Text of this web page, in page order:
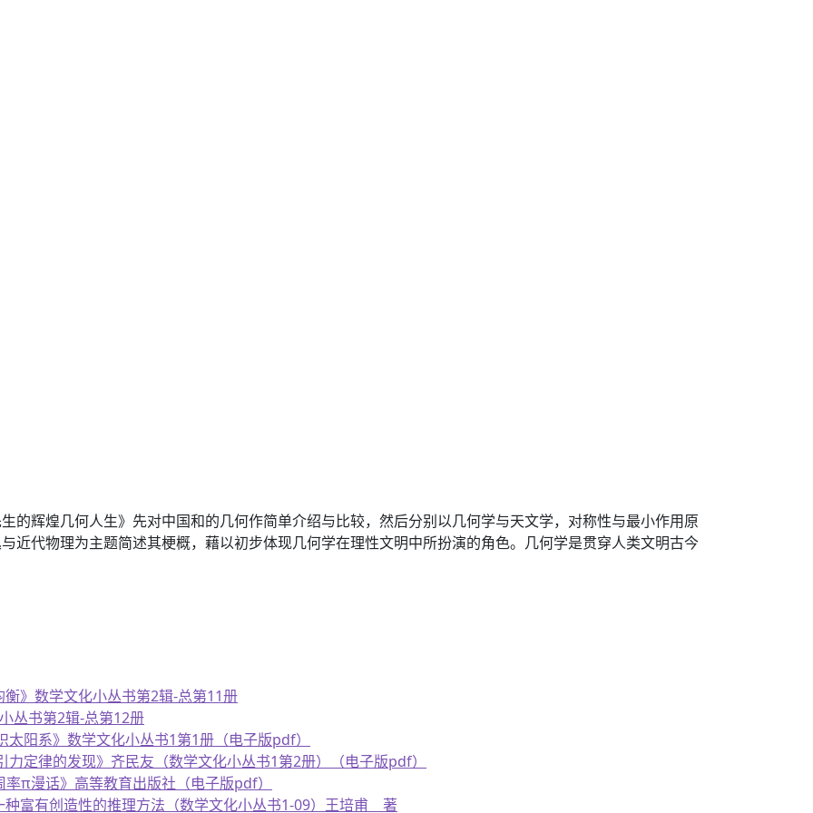
的辉煌几何人生》先对中国和的几何作简单介绍与比较，然后分别以几何学与天文学，对称性与最小作用原
近代物理为主题简述其梗概，藉以初步体现几何学在理性文明中所扮演的角色。几何学是贯穿人类文明古今
》数学文化小丛书第2辑-总第11册
丛书第2辑-总第12册
阳系》数学文化小丛书1第1册（电子版pdf）
定律的发现》齐民友（数学文化小丛书1第2册）（电子版pdf）
π漫话》高等教育出版社（电子版pdf）
富有创造性的推理方法（数学文化小丛书1-09）王培甫 著